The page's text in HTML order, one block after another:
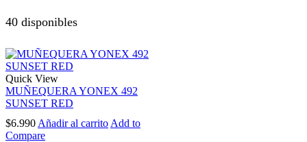
40 disponibles
Quick View
MUÑEQUERA YONEX 492
SUNSET RED
$6.990 Añadir al carrito Add to
Compare